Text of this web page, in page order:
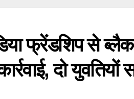
फ्रेंडशिप से
दो युवतियों